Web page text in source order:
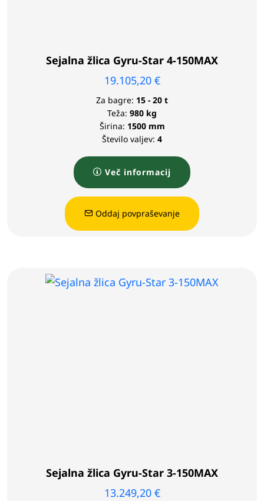
Sejalna žlica Gyru-Star 4-150MAX
19.105,20 €
Za bagre: 15 - 20 t
Teža: 980 kg
Širina: 1500 mm
Število valjev: 4
Več informacij
Oddaj povpraševanje
Sejalna žlica Gyru-Star 3-150MAX
13.249,20 €